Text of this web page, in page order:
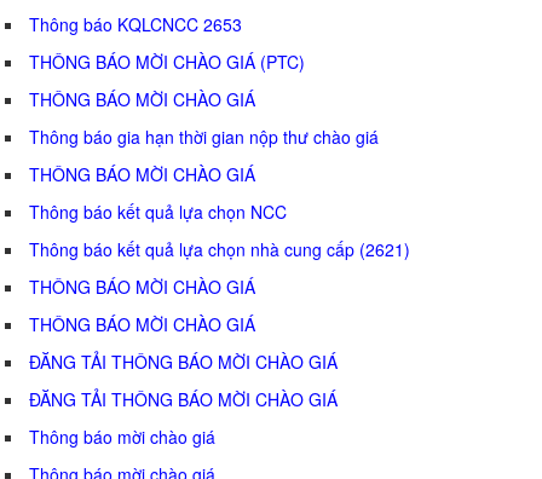
Thông báo KQLCNCC 2653
THÔNG BÁO MỜI CHÀO GIÁ (PTC)
THÔNG BÁO MỜI CHÀO GIÁ
Thông báo gia hạn thời gian nộp thư chào giá
THÔNG BÁO MỜI CHÀO GIÁ
Thông báo kết quả lựa chọn NCC
Thông báo kết quả lựa chọn nhà cung cấp (2621)
THÔNG BÁO MỜI CHÀO GIÁ
THÔNG BÁO MỜI CHÀO GIÁ
ĐĂNG TẢI THÔNG BÁO MỜI CHÀO GIÁ
ĐĂNG TẢI THÔNG BÁO MỜI CHÀO GIÁ
Thông báo mời chào giá
Thông báo mời chào giá